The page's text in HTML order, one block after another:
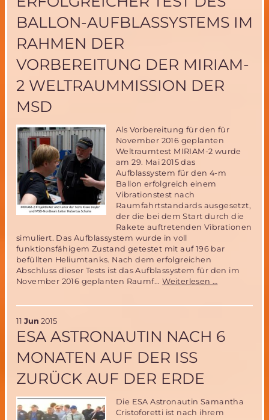
2015
BALLON-AUFBLASSYSTEMS IM
RAHMEN DER
VORBEREITUNG DER MIRIAM-
2 WELTRAUMMISSION DER
MSD
Als Vorbereitung für den für
November 2016 geplanten
Weltraumtest MIRIAM-2 wurde
am 29. Mai 2015 das
Aufblassystem für den 4-m
Ballon erfolgreich einem
Vibrationstest nach
Raumfahrtstandards ausgesetzt,
der die bei dem Start durch die
Rakete auftretenden Vibrationen
simuliert. Das Aufblassystem wurde in voll
funktionsfähigem Zustand getestet mit auf 196 bar
befüllten Heliumtanks. Nach dem erfolgreichen
Abschluss dieser Tests ist das Aufblassystem für den im
November 2016 geplanten Raumf...Weiterlesen …
im
2
11 Jun 2015
ESA ASTRONAUTIN NACH 6
MONATEN AUF DER ISS
ZURÜCK AUF DER ERDE
Die ESA Astronautin Samantha
Cristoforetti ist nach ihrem